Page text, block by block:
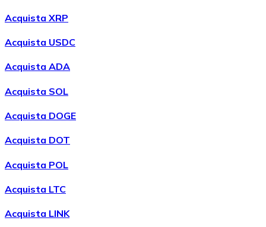
AcquistareChainlink
LINK
AcquistareWrapped Bitcoin
Acquista XRP
Acquista USDC
Acquista ADA
Acquista SOL
Acquista DOGE
Acquista DOT
Acquista POL
Acquista LTC
Acquista LINK